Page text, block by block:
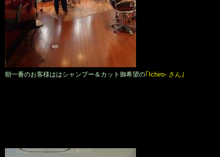
朝一番のお客様ははシャンプー＆カット御希望の｢Ichiro- さん｣